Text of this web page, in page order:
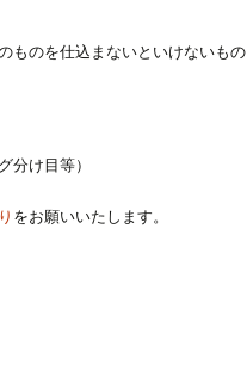
ものを仕込まないといけないもの
分け目等）
をお願いいたします。